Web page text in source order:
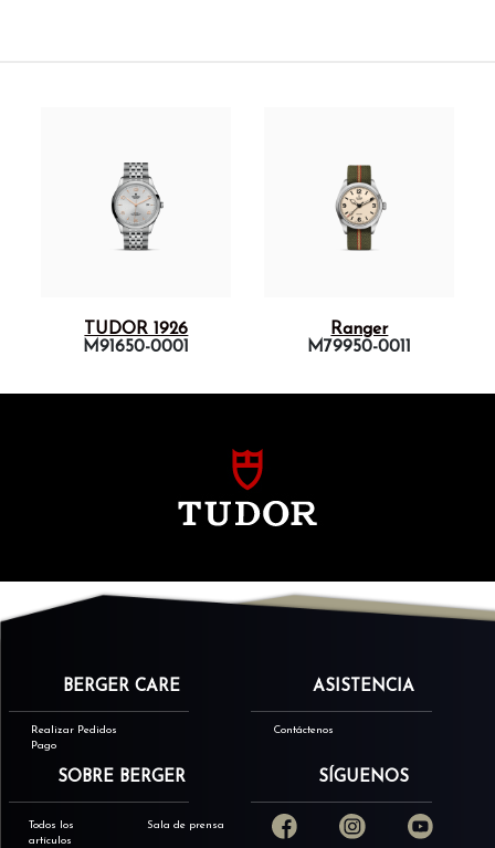
TUDOR 1926
M91650-0001
Ranger
M79950-0011
BERGER CARE
Realizar Pedidos
Pago
ASISTENCIA
Contáctenos
SOBRE BERGER
Todos los
artículos
Sala de prensa
SÍGUENOS